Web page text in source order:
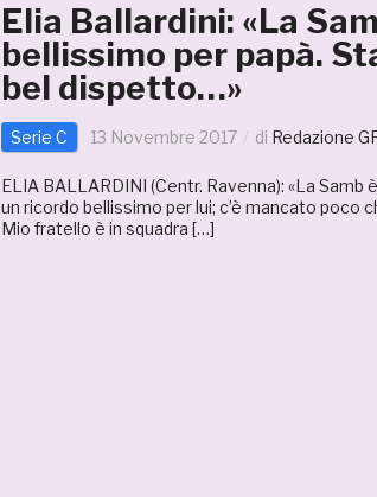
Elia Ballardini: «La
bellissimo per papà.
bel dispetto…»
Serie C 13 Novembre 2017 di Redazione
ELIA BALLARDINI (Centr. Ravenna): «La
un ricordo bellissimo per lui; c’è mancato poco
Mio fratello è in squadra […]